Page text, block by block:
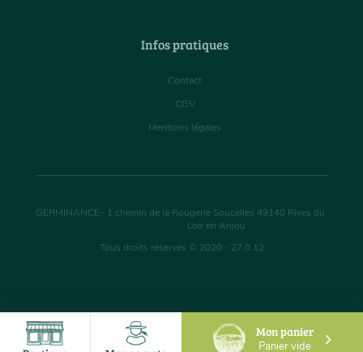
Mon panier
Panier vide
Infos pratiques
Contact
CGV
Mentions légales
GERMINANCE- 1 chemin de la Rougerie Soucelles 49140 Rives du
Loir en Anjou
Tous droits réservés © 2020 - 27.0.12